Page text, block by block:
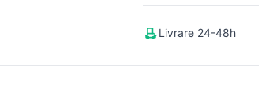
Livrare 24-48h